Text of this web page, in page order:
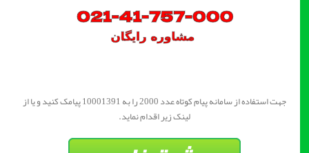
جهت استفاده از سامانه پیام کوتاه عدد 2000 را به 10001391 پیامک کنید و یا از
لینک زیر اقدام نماید.